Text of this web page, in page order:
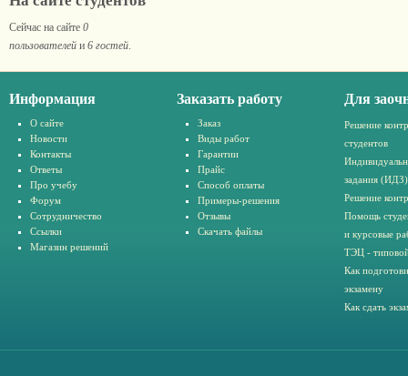
Сейчас на сайте 0
пользователей и 6 гостей
Информация
О сайте
Новости
Контакты
Ответы
Про учебу
Форум
Сотрудничество
Ссылки
Магазин решений
Заказать работу
Заказ
Виды работ
Гарантии
Прайс
Способ оплаты
Примеры-решения
Отзывы
Скачать файлы
Для
Решение
студентов
задания (ИДЗ)
Решение
Помощь
и курсовые
ТЭЦ -
Как
экзамену
Как сдать